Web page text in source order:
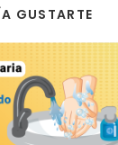
GUSTARTE